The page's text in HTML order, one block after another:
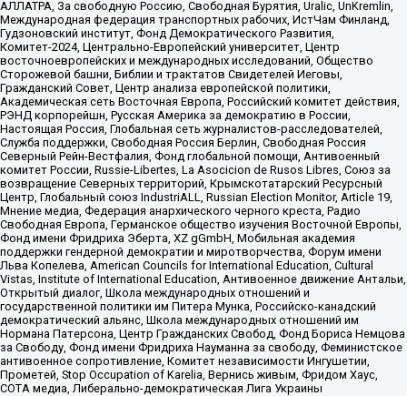
АЛЛАТРА, За свободную Россию, Свободная Бурятия, Uralic, UnKremlin,
Международная федерация транспортных рабочих, ИстЧам Финланд,
Гудзоновский институт, Фонд Демократического Развития,
Комитет-2024, Центрально-Европейский университет, Центр
восточноевропейских и международных исследований, Общество
Сторожевой башни, Библии и трактатов Свидетелей Иеговы,
Гражданский Совет, Центр анализа европейской политики,
Академическая сеть Восточная Европа, Российский комитет действия,
РЭНД корпорейшн, Русская Америка за демократию в России,
Настоящая Россия, Глобальная сеть журналистов-расследователей,
Служба поддержки, Свободная Россия Берлин, Свободная Россия
Северный Рейн-Вестфалия, Фонд глобальной помощи, Антивоенный
комитет России, Russie-Libertes, La Asocicion de Rusos Libres, Союз за
возвращение Северных территорий, Крымскотатарский Ресурсный
Центр, Глобальный союз IndustriALL, Russian Election Monitor, Article 19,
Мнение медиа, Федерация анархического черного креста, Радио
Свободная Европа, Германское общество изучения Восточной Европы,
Фонд имени Фридриха Эберта, XZ gGmbH, Мобильная академия
поддержки гендерной демократии и миротворчества, Форум имени
Льва Копелева, American Councils for International Education, Cultural
Vistas, Institute of International Education, Антивоенное движение Антальи,
Открытый диалог, Школа международных отношений и
государственной политики им Питера Мунка, Российско-канадский
демократический альянс, Школа международных отношений им
Нормана Патерсона, Центр Гражданских Свобод, Фонд Бориса Немцова
за Свободу, Фонд имени Фридриха Науманна за свободу, Феминистское
антивоенное сопротивление, Комитет независимости Ингушетии,
Прометей, Stop Occupation of Karelia, Вернись живым, Фридом Хаус,
СОТА медиа, Либерально-демократическая Лига Украины